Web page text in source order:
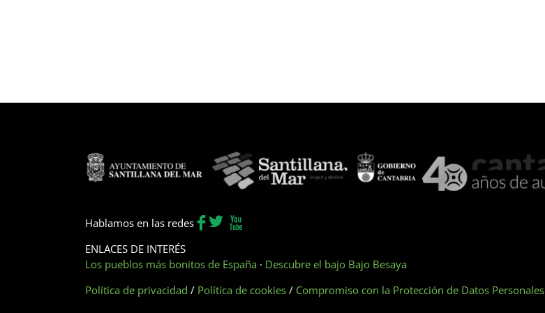
Hablamos en las redes
ENLACES DE INTERÉS
Los pueblos más bonitos de España · Descubre el bajo Bajo Besaya
Política de privacidad / Política de cookies / Compromiso con la Protección de Datos Personales